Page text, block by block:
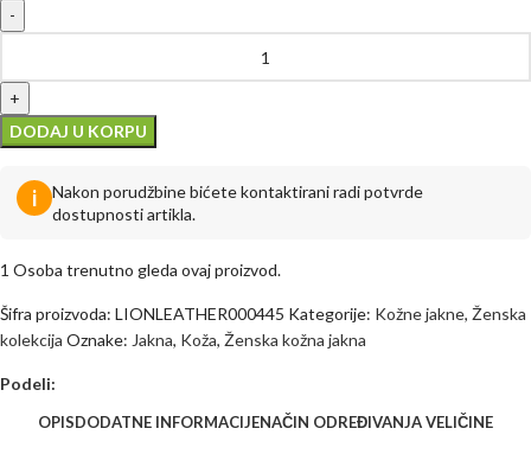
DODAJ U KORPU
i
Nakon porudžbine bićete kontaktirani radi potvrde
dostupnosti artikla.
1 Osoba trenutno gleda ovaj proizvod.
Šifra proizvoda: LIONLEATHER000445 Kategorije: Kožne jakne, Ženska
kolekcija Oznake: Jakna, Koža, Ženska kožna jakna
Podeli:
OPISDODATNE INFORMACIJENAČIN ODREĐIVANJA VELIČINE